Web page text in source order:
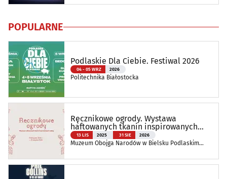
POPULARNE
Podlaskie Dla Ciebie. Festiwal 2026
04 - 05 WRZ 2026
Politechnika Białostocka
Ręcznikowe ogrody. Wystawa
haftowanych tkanin inspirowanych
naturą
13 LIS 2025 31 SIE 2026
Muzeum Obojga Narodów w Bielsku Podlaskim